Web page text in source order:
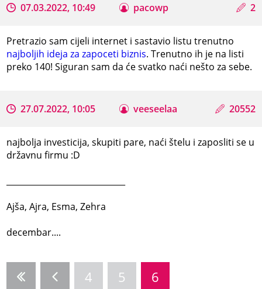
07.03.2022, 10:49 pacowp 2
Pretrazio sam cijeli internet i sastavio listu trenutno
najboljih ideja za zapoceti biznis. Trenutno ih je na listi
preko 140! Siguran sam da će svatko naći nešto za sebe.
27.07.2022, 10:05 veeseelaa 20552
najbolja investicija, skupiti pare, naći štelu i zaposliti se u
državnu firmu :D
Ajša, Ajra, Esma, Zehra
decembar....
4 5 6